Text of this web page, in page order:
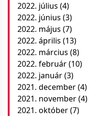
2022. július (4)
2022. június (3)
2022. május (7)
2022. április (13)
2022. március (8)
2022. február(10)
2022. január(3)
2021. december(4)
2021. november(4)
2021. október(7)